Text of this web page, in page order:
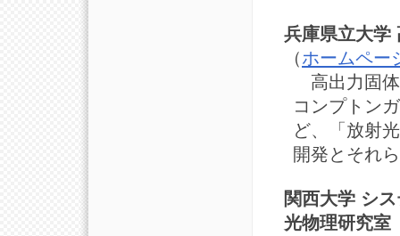
兵庫県立大学
（ホームペー
高出力固体
コンプトン
ど、「放射
開発とそれ
関西大学 シ
光物理研究室